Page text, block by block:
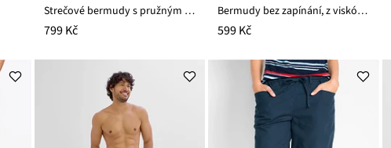
Strečové bermudy s pružným pasem a páskem, Regular Fit
799 Kč
Bermudy bez zapínání, z viskózové směsi
599 Kč